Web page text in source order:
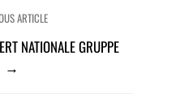
ARTICLE
NATIONALE GRUPPE
→